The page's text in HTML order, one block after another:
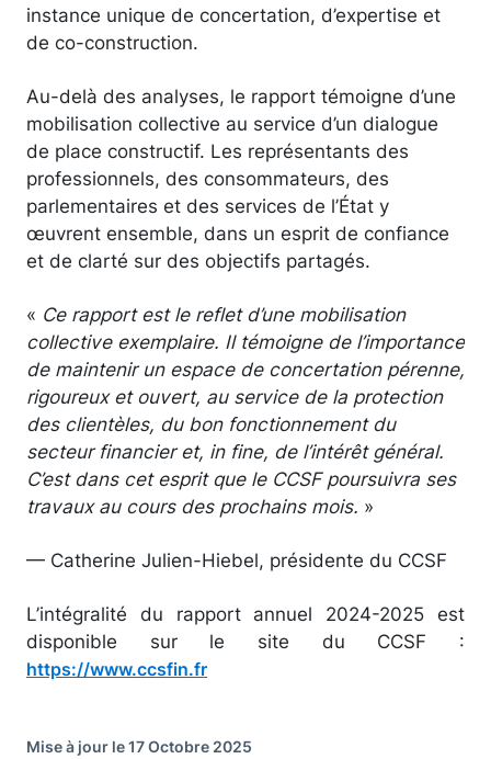
instance unique de concertation, d’expertise et
de co-construction.
Au-delà des analyses, le rapport témoigne d’une
mobilisation collective au service d’un dialogue
de place constructif. Les représentants des
professionnels, des consommateurs, des
parlementaires et des services de l’État y
œuvrent ensemble, dans un esprit de confiance
et de clarté sur des objectifs partagés.
« Ce rapport est le reflet d’une mobilisation
collective exemplaire. Il témoigne de l’importance
de maintenir un espace de concertation pérenne,
rigoureux et ouvert, au service de la protection
des clientèles, du bon fonctionnement du
secteur financier et, in fine, de l’intérêt général.
C’est dans cet esprit que le CCSF poursuivra ses
travaux au cours des prochains mois. »
— Catherine Julien-Hiebel, présidente du CCSF
L’intégralité du rapport annuel 2024-2025 est
disponible sur le site du CCSF :
https://www.ccsfin.fr
Mise à jour le 17 Octobre 2025